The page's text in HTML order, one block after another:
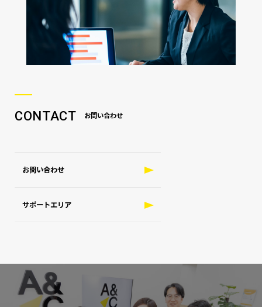
CONTACT お問い合わせ
お問い合わせ
サポートエリア